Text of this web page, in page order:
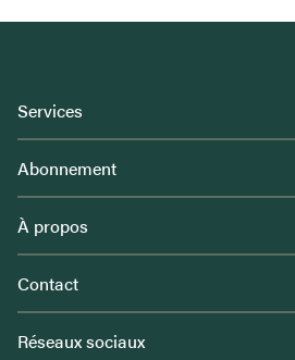
Services
Abonnement
À propos
Contact
Réseaux sociaux